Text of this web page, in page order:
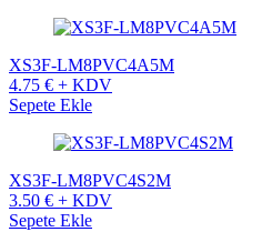
XS3F-LM8PVC4A5M
4.75 € + KDV
Sepete Ekle
XS3F-LM8PVC4S2M
3.50 € + KDV
Sepete Ekle